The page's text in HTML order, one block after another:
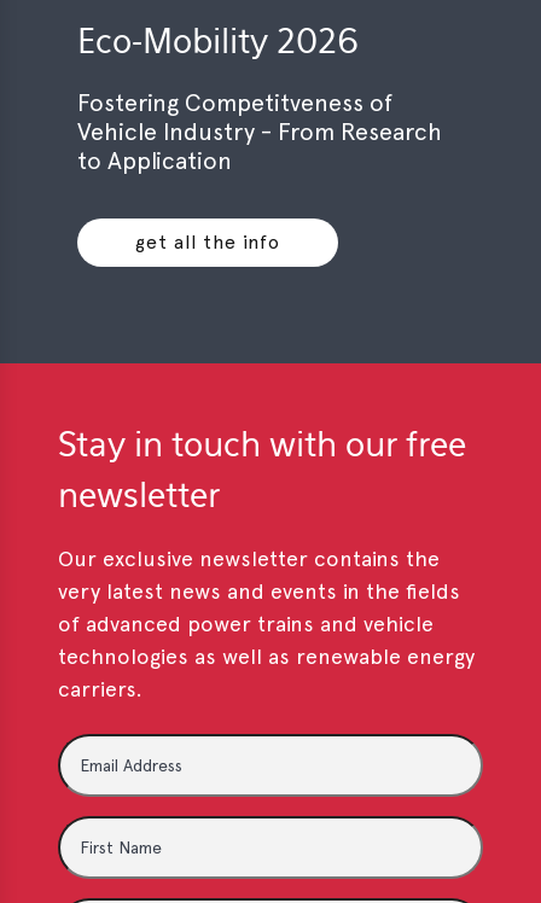
Eco-Mobility 2026
Fostering Competitveness of
Vehicle Industry - From Research
to Application
get all the info
Stay in touch with our free
newsletter
Our exclusive newsletter contains the
very latest news and events in the fields
of advanced power trains and vehicle
technologies as well as renewable energy
carriers.